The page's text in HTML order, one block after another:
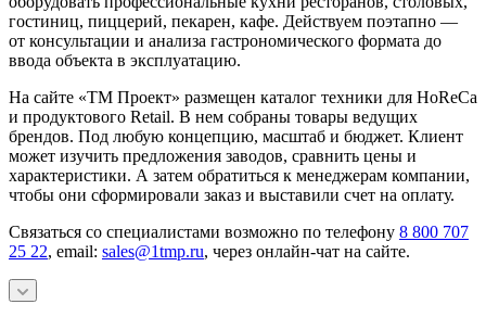
гостиниц, пиццерий, пекарен, кафе. Действуем поэтапно —
от консультации и анализа гастрономического формата до
ввода объекта в эксплуатацию.
На сайте «ТМ Проект» размещен каталог техники для HoReCa
и продуктового Retail. В нем собраны товары ведущих
брендов. Под любую концепцию, масштаб и бюджет. Клиент
может изучить предложения заводов, сравнить цены и
характеристики. А затем обратиться к менеджерам компании,
чтобы они сформировали заказ и выставили счет на оплату.
Связаться со специалистами возможно по телефону 8 800 707
25 22, email: sales@1tmp.ru, через онлайн-чат на сайте.